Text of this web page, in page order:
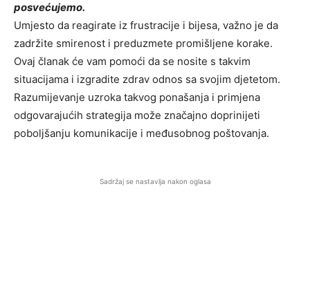
posvećujemo.
Umjesto da reagirate iz frustracije i bijesa, važno je da
zadržite smirenost i preduzmete promišljene korake.
Ovaj članak će vam pomoći da se nosite s takvim
situacijama i izgradite zdrav odnos sa svojim djetetom.
Razumijevanje uzroka takvog ponašanja i primjena
odgovarajućih strategija može značajno doprinijeti
poboljšanju komunikacije i međusobnog poštovanja.
Sadržaj se nastavlja nakon oglasa